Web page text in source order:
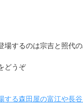
場するのは宗吉と照代の
どうぞ
する森田屋の富江や長